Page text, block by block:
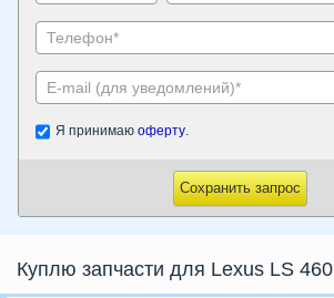
Я принимаю оферту.
Сохранить запрос
Куплю запчасти для Lexus LS 460